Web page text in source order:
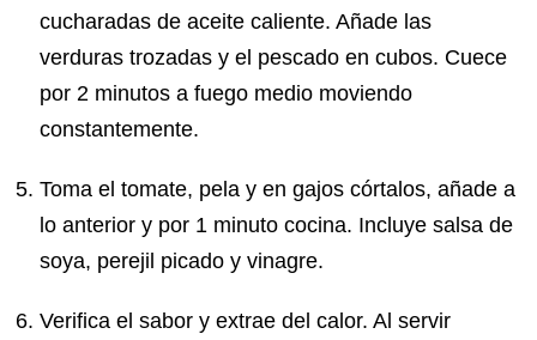
cucharadas de aceite caliente. Añade las
verduras trozadas y el pescado en cubos. Cuece
por 2 minutos a fuego medio moviendo
constantemente.
Toma el tomate, pela y en gajos córtalos, añade a
lo anterior y por 1 minuto cocina. Incluye salsa de
soya, perejil picado y vinagre.
Verifica el sabor y extrae del calor. Al servir